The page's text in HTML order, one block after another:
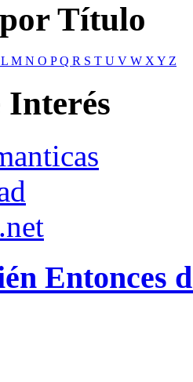
Título
L M N O PQ R S T U V W X Y Z
Interés
Entonces